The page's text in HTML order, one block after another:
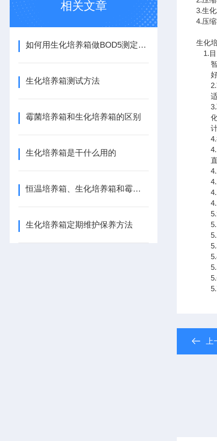
相关文章
如何用生化培养箱做BOD5测定实验
生化培养箱测试方法
霉菌培养箱和生化培养箱的区别
生化培养箱是干什么用的
恒温培养箱、生化培养箱和霉菌培养区别
生化培养箱定期维护保养方法
3.生
4.压
生化
1.目
智能
好
2.
适
3.
化
计
4.
4.1
直
4.2
5.
5.1
5.2
5.3
5.4
5.5
5.6
5.7